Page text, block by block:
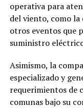
operativa para
del viento, como la
otros eventos que
suministro
Asimismo, la
especializado y
requerimientos de
comunas bajo su